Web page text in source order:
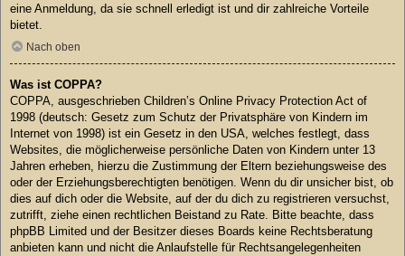
eine Anmeldung, da sie schnell erledigt ist und dir zahlreiche Vorteile
bietet.
Nach oben
Was ist COPPA?
COPPA, ausgeschrieben Children’s Online Privacy Protection Act of
1998 (deutsch: Gesetz zum Schutz der Privatsphäre von Kindern im
Internet von 1998) ist ein Gesetz in den USA, welches festlegt, dass
Websites, die möglicherweise persönliche Daten von Kindern unter 13
Jahren erheben, hierzu die Zustimmung der Eltern beziehungsweise des
oder der Erziehungsberechtigten benötigen. Wenn du dir unsicher bist, ob
dies auf dich oder die Website, auf der du dich zu registrieren versuchst,
zutrifft, ziehe einen rechtlichen Beistand zu Rate. Bitte beachte, dass
phpBB Limited und der Besitzer dieses Boards keine Rechtsberatung
anbieten kann und nicht die Anlaufstelle für Rechtsangelegenheiten